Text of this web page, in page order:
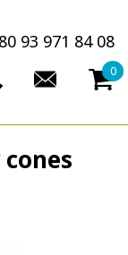
93 971 84 08
0